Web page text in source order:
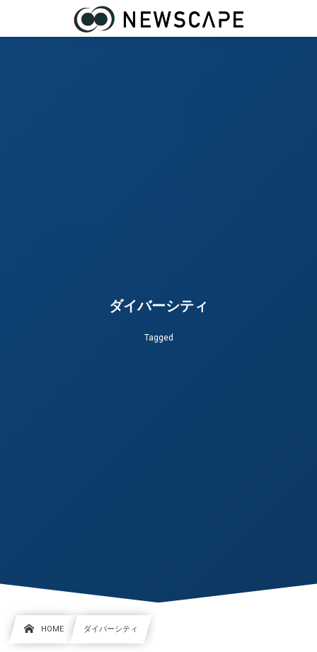
ダイバーシティ
Tagged
HOME ダイバーシティ